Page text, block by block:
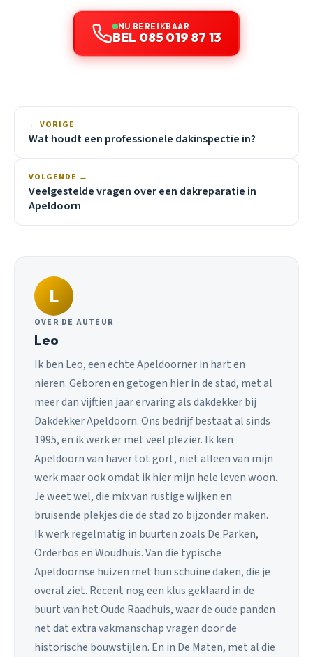
NU BEREIKBAAR
BEL 085 019 87 13
← VORIGE
Wat houdt een professionele dakinspectie in?
VOLGENDE →
Veelgestelde vragen over een dakreparatie in
Apeldoorn
L
OVER DE AUTEUR
Leo
Ik ben Leo, een echte Apeldoorner in hart en
nieren. Geboren en getogen hier in de stad, met al
meer dan vijftien jaar ervaring als dakdekker bij
Dakdekker Apeldoorn. Ons bedrijf bestaat al sinds
1995, en ik werk er met veel plezier. Ik ken
Apeldoorn van haver tot gort, niet alleen van mijn
werk maar ook omdat ik hier mijn hele leven woon.
Je weet wel, die mix van rustige wijken en
bruisende plekjes die de stad zo bijzonder maken.
Ik werk regelmatig in buurten zoals De Parken,
Orderbos en Woudhuis. Van die typische
Apeldoornse huizen met hun schuine daken, die je
overal ziet. Recent nog een klus geklaard in de
buurt van het Oude Raadhuis, waar de oude panden
net dat extra vakmanschap vragen door de
historische bouwstijlen. En in De Maten, met al die